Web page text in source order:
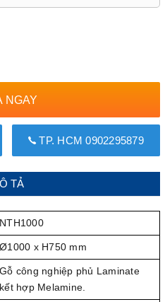
NGAY
TP. HCM 0902295879
TẢ
NTH1000
Ø1000 x H750 mm
Gỗ công nghiệp phủ Laminate
kết hợp Melamine.